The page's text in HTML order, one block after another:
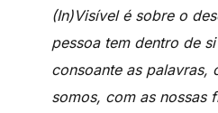
(In)Visível é sobre o
pessoa tem dentro de
consoante as palavras,
somos, com as nossas